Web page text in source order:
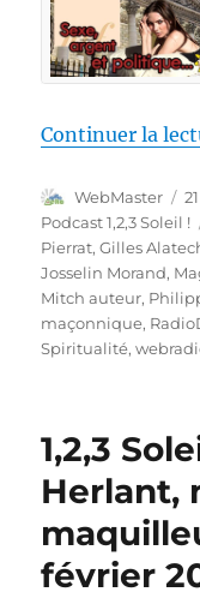
Continuer la
Auteur
WebMaster
le
Podcast 1,2,3 Soleil !
Pierrat,Gilles
Josselin Morand,
Mitch auteur,
maçonnique,
Spiritualité,
1,2,3
Herlant,
février